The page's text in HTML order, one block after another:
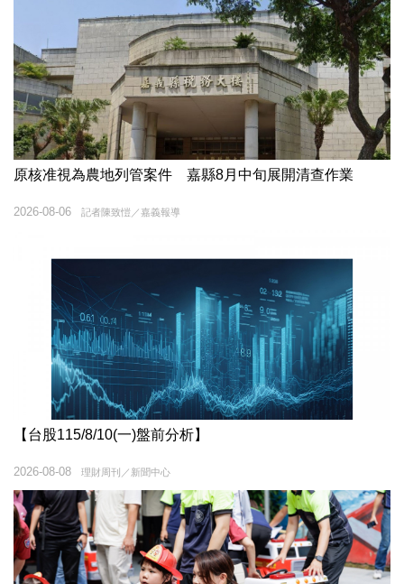
原核准視為農地列管案件 嘉縣8月中旬展開清查作業
記者陳致愷／嘉義報導
2026-08-06
【台股115/8/10(一)盤前分析】
理財周刊／新聞中心
2026-08-08